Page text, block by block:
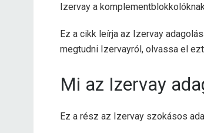
Izervay a
Ez a cikk leírja az Izervay
megtudni Izervayról, olvassa el
Mi az Izervay
Ez a rész az Izervay szokásos